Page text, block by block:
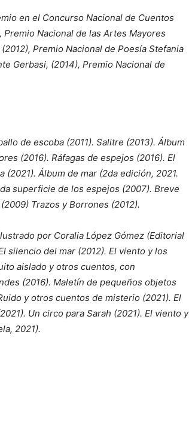
en el Concurso Nacional de Cuentos
Nacional de las Artes Mayores
Premio Nacional de Poesía Stefania
Gerbasi, (2014), Premio Nacional de
de escoba (2011). Salitre (2013). Álbum
(2016). Ráfagas de espejos (2016). El
Álbum de mar (2da edición, 2021.
superficie de los espejos (2007). Breve
Trazos y Borrones (2012).
por Coralia López Gómez (Editorial
silencio del mar (2012). El viento y los
aislado y otros cuentos, con
(2016). Maletín de pequeños objetos
y otros cuentos de misterio (2021). El
Un circo para Sarah (2021). El viento y
2021).